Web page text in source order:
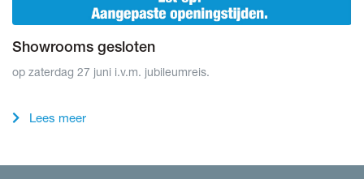
Showrooms gesloten
op zaterdag 27 juni i.v.m. jubileumreis.
Lees meer